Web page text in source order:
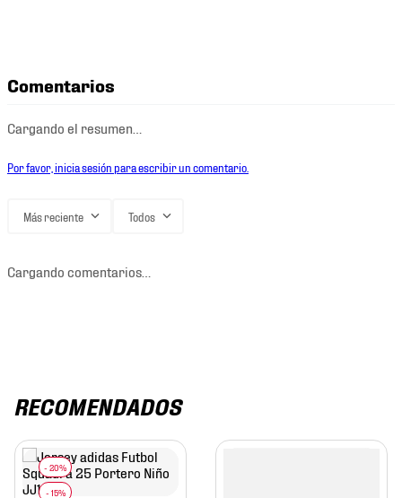
Comentarios
Cargando el resumen…
Por favor, inicia sesión para escribir un comentario.
Más reciente Todos
Cargando comentarios…
RECOMENDADOS